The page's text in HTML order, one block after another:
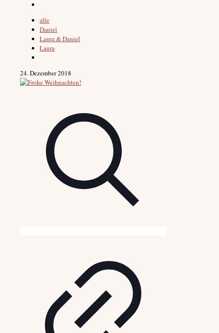
alle
Daniel
Laura & Daniel
Laura
24. Dezember 2018